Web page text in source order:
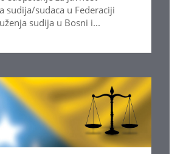
sudija/sudaca u Federaciji
sudija u Bosni i...